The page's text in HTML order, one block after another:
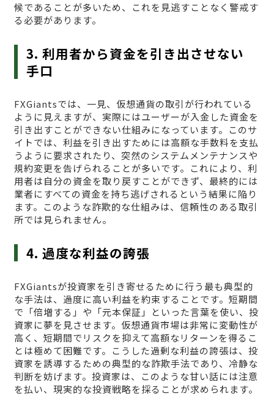
候であることが多いため、これを見逃すことなく警戒す
る必要があります。
3. 利用者から資金を引き出させない
手口
FXGiantsでは、一見、仮想通貨の取引が行われている
ように見えますが、実際にはユーザーが入金した資金を
引き出すことができない仕組みになっています。このサ
イトでは、利益を引き出すためには高額な手数料を支払
うように要求されたり、突然のシステムメンテナンスや
規約変更を告げられることが多いです。これにより、利
用者は自分の資金を取り戻すことができず、最終的には
業者にすべての資金を持ち逃げされるという結果に陥り
ます。このような詐欺的な仕組みは、信頼性のある取引
所では見られません。
4. 過度な利益の誇張
FXGiantsが投資家を引き寄せるために行う最も典型的
な手法は、過度に高い利益を約束することです。短期間
で「倍増する」や「元本保証」といった言葉を使い、投
資家に夢を見させます。仮想通貨市場は非常に変動性が
高く、短期間でリスクを抑えて高額なリターンを得るこ
とは極めて困難です。こうした過剰な利益の誇張は、投
資家を誘導するための典型的な詐欺手法であり、冷静な
判断を妨げます。投資家は、このような甘い話には注意
を払い、現実的な投資戦略を採ることが求められます。